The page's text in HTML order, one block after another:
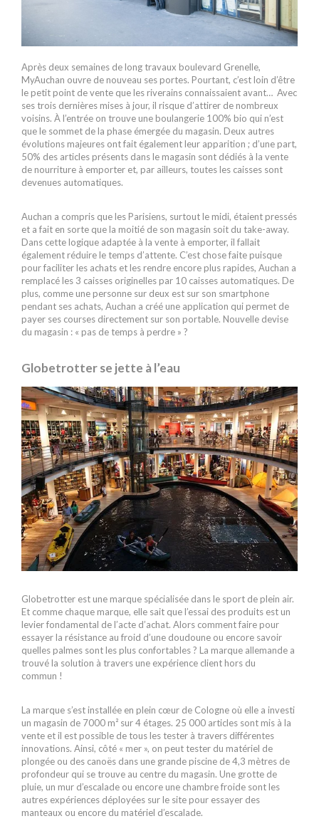
Après deux semaines de long travaux boulevard Grenelle,
MyAuchan ouvre de nouveau ses portes. Pourtant, c’est loin d’être
le petit point de vente que les riverains connaissaient avant… Avec
ses trois dernières mises à jour, il risque d’attirer de nombreux
voisins. À l’entrée on trouve une boulangerie 100% bio qui n’est
que le sommet de la phase émergée du magasin. Deux autres
évolutions majeures ont fait également leur apparition ; d’une part,
50% des articles présents dans le magasin sont dédiés à la vente
de nourriture à emporter et, par ailleurs, toutes les caisses sont
devenues automatiques.
Auchan a compris que les Parisiens, surtout le midi, étaient pressés
et a fait en sorte que la moitié de son magasin soit du take-away.
Dans cette logique adaptée à la vente à emporter, il fallait
également réduire le temps d’attente. C’est chose faite puisque
pour faciliter les achats et les rendre encore plus rapides, Auchan a
remplacé les 3 caisses originelles par 10 caisses automatiques. De
plus, comme une personne sur deux est sur son smartphone
pendant ses achats, Auchan a créé une application qui permet de
payer ses courses directement sur son portable. Nouvelle devise
du magasin : « pas de temps à perdre » ?
Globetrotter se jette à l’eau
Globetrotter est une marque spécialisée dans le sport de plein air.
Et comme chaque marque, elle sait que l’essai des produits est un
levier fondamental de l’acte d’achat. Alors comment faire pour
essayer la résistance au froid d’une doudoune ou encore savoir
quelles palmes sont les plus confortables ? La marque allemande a
trouvé la solution à travers une expérience client hors du
commun !
La marque s’est installée en plein cœur de Cologne où elle a investi
un magasin de 7000 m² sur 4 étages. 25 000 articles sont mis à la
vente et il est possible de tous les tester à travers différentes
innovations. Ainsi, côté « mer », on peut tester du matériel de
plongée ou des canoës dans une grande piscine de 4,3 mètres de
profondeur qui se trouve au centre du magasin. Une grotte de
pluie, un mur d’escalade ou encore une chambre froide sont les
autres expériences déployées sur le site pour essayer des
manteaux ou encore du matériel d’escalade.